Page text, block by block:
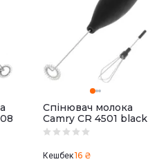
Спінювач молока
Camry CR 4501 black
Кешбек16 ₴